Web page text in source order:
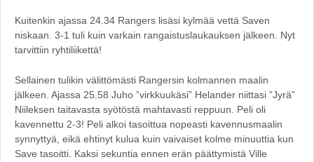
Kuitenkin ajassa 24.34 Rangers lisäsi kylmää vettä Saven
niskaan. 3-1 tuli kuin varkain rangaistuslaukauksen jälkeen. Nyt
tarvittiin ryhtiliikettä!
Sellainen tulikin välittömästi Rangersin kolmannen maalin
jälkeen. Ajassa 25.58 Juho ”virkkuukäsi” Helander niittasi ”Jyrä”
Niileksen taitavasta syötöstä mahtavasti reppuun. Peli oli
kavennettu 2-3! Peli alkoi tasoittua nopeasti kavennusmaalin
synnyttyä, eikä ehtinyt kulua kuin vaivaiset kolme minuuttia kun
Save tasoitti. Kaksi sekuntia ennen erän päättymistä Ville